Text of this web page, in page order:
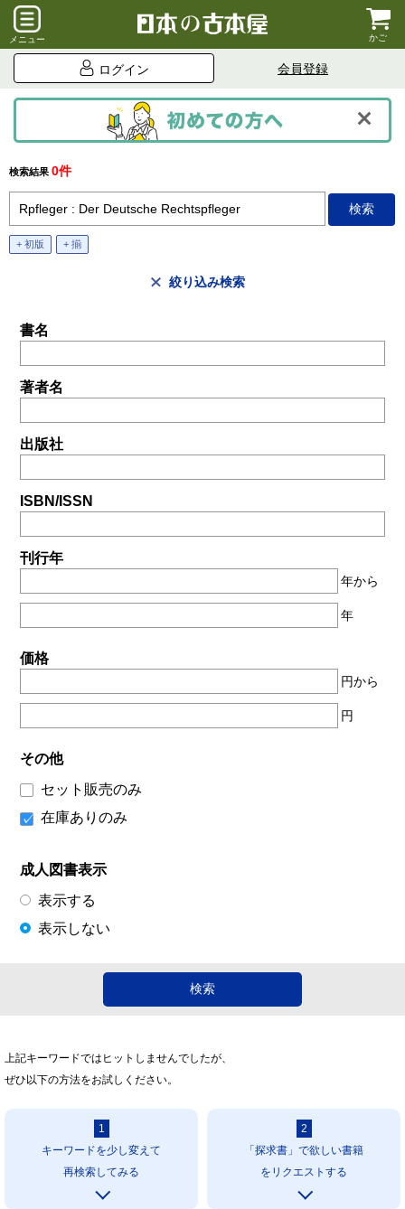
メニュー かご
ログイン 会員登録
検索結果 0件
+ 初版 + 揃
絞り込み検索
書名
著者名
出版社
ISBN/ISSN
刊行年
年から
年
価格
円から
円
その他
セット販売のみ
在庫ありのみ
成人図書表示
表示する
表示しない
上記キーワードではヒットしませんでしたが、
ぜひ以下の方法をお試しください。
1
キーワードを少し変えて
再検索してみる
2
「探求書」で欲しい書籍
をリクエストする